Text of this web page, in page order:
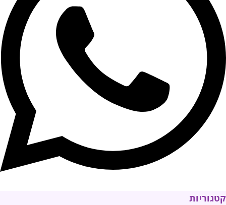
קטגוריות